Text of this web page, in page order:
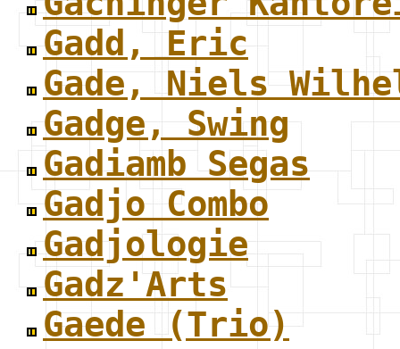
Gadd, Eric
Gade, Niels
Gadge, Swing
Gadiamb Segas
Gadjo Combo
Gadjologie
Gadz'Arts
Gaede (Trio)